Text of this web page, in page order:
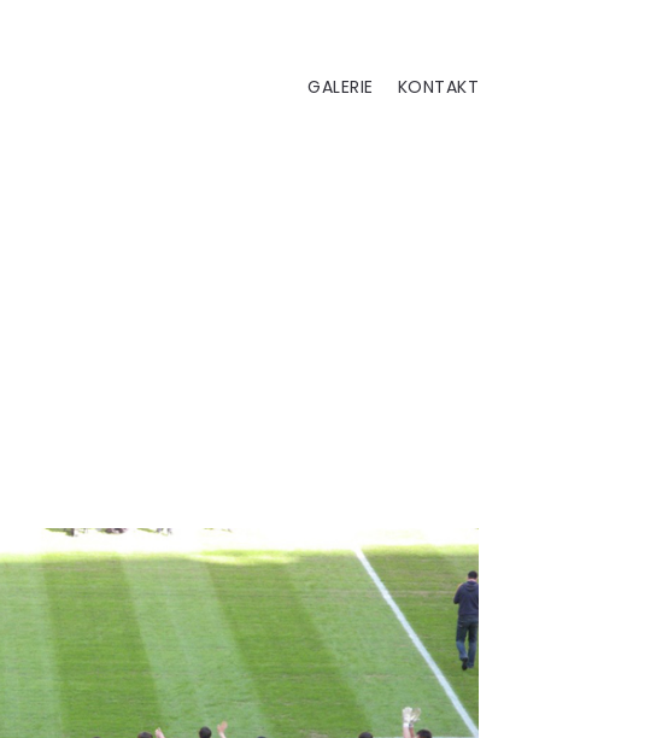
GALERIE KONTAKT